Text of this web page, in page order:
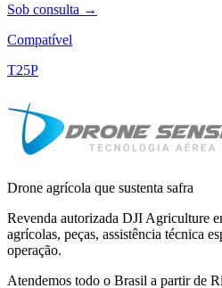
Sob consulta →
Compatível
T25P
Drone agrícola que sustenta safra
Revenda autorizada DJI Agriculture
agrícolas, peças, assistência técnica
operação.
Atendemos todo o Brasil a partir de